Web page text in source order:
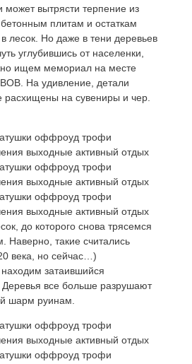
вытрясти терпение из
плитам и остаткам
лесок. Но даже в тени деревьев
углубившись от населенки,
ищем мемориал на месте
На удивление, детали
на сувениры и чер.
до которого снова трясемся
Наверно, такие считались
века, но сейчас…)
затаившийся
Деревья все больше разрушают
шарм руинам.